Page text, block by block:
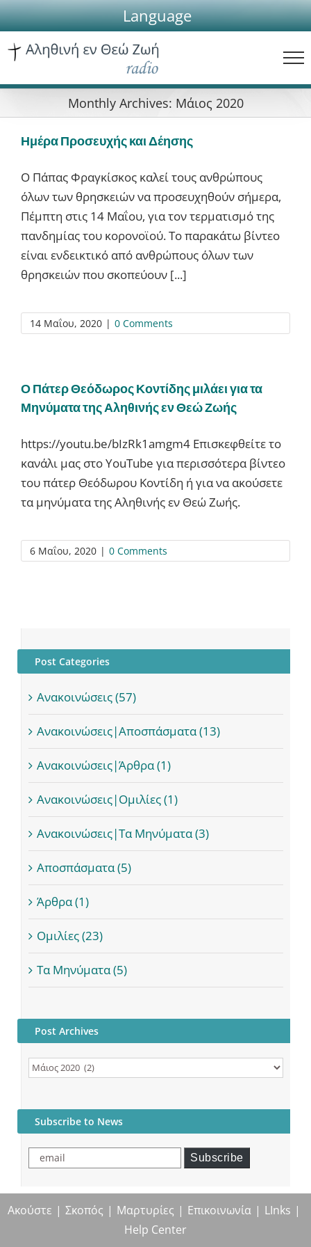
Skip
to
content
Language
Monthly Archives: Μάιος 2020
Ημέρα Προσευχής και Δέησης
Ο Πάπας Φραγκίσκος καλεί τους ανθρώπους
όλων των θρησκειών να προσευχηθούν σήμερα,
Πέμπτη στις 14 Μαΐου, για τον τερματισμό της
πανδημίας του κορονοϊού. Το παρακάτω βίντεο
είναι ενδεικτικό από ανθρώπους όλων των
θρησκειών που σκοπεύουν [...]
14 Μαΐου, 2020 | 0 Comments
Ο Πάτερ Θεόδωρος Κοντίδης μιλάει για τα
Μηνύματα της Αληθινής εν Θεώ Ζωής
https://youtu.be/bIzRk1amgm4 Επισκεφθείτε το
κανάλι μας στο YouTube για περισσότερα βίντεο
του πάτερ Θεόδωρου Κοντίδη ή για να ακούσετε
τα μηνύματα της Αληθινής εν Θεώ Ζωής.
6 Μαΐου, 2020 | 0 Comments
Post Categories
Ανακοινώσεις (57)
Ανακοινώσεις|Αποσπάσματα (13)
Ανακοινώσεις|Άρθρα (1)
Ανακοινώσεις|Ομιλίες (1)
Ανακοινώσεις|Τα Μηνύματα (3)
Αποσπάσματα (5)
Άρθρα (1)
Ομιλίες (23)
Τα Μηνύματα (5)
Post Archives
Post
Subscribe to News
email Subscribe
Ακούστε Σκοπός Μαρτυρίες Επικοινωνία
LInks
Help Center